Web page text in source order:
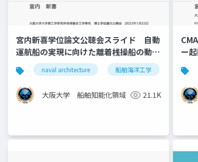
宮内新喜学位論文公聴会スライド 自動
運航船の実現に向けた離着桟操船の動的
モデルと 経路計画の最適化
naval architecture 船舶海洋工学 ph.d.
大阪大学 船舶知能化領域 21.1K
ー